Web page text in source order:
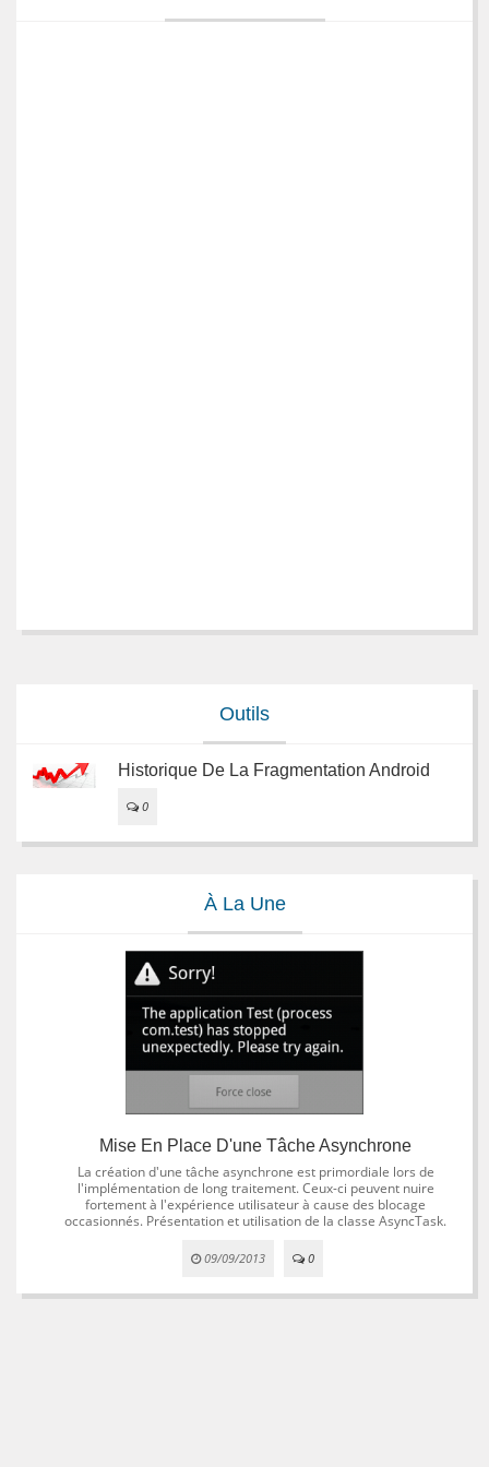
Outils
Historique De La Fragmentation Android
0
À La Une
Mise En Place D'une Tâche Asynchrone
La création d'une tâche asynchrone est primordiale lors de
l'implémentation de long traitement. Ceux-ci peuvent nuire
fortement à l'expérience utilisateur à cause des blocage
occasionnés. Présentation et utilisation de la classe AsyncTask.
09/09/2013 0